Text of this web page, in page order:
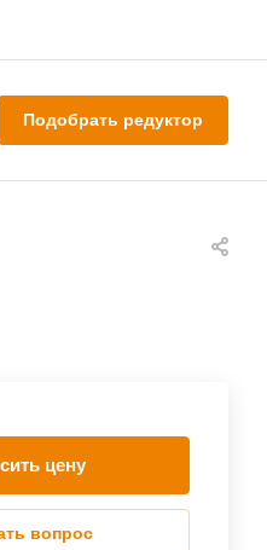
Подобрать редуктор
цену
вопрос